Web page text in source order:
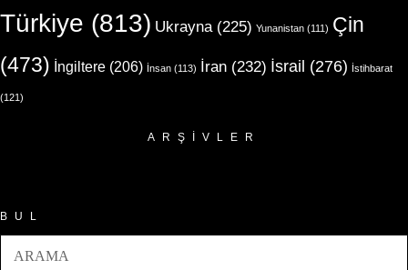
Türkiye (813) Ukrayna(225) Yunanistan (111) Çin
(473) İngiltere (206) İnsan (113) İran (232) İsrail (276) İstihbarat
(121)
ARŞIVLER
BUL